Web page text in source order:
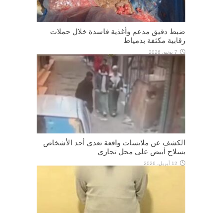
ضبط دقيق مدعم وأغذية فاسدة خلال حملات
رقابية مكثفة بدمياط
7 يونيو، 2026
الكشف عن ملابسات واقعة تعدي أحد الأشخاص
بسلاح أبيض على محل تجاري
12 أبريل، 2026